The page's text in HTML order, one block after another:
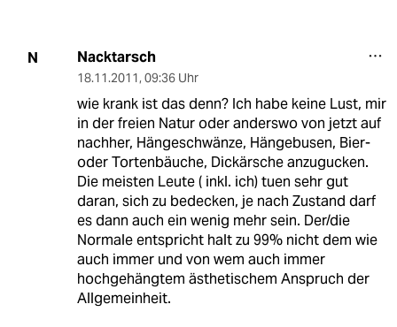
N Nacktarsch
18.11.2011, 09:36 Uhr
wie krank ist das denn? Ich habe keine Lust, mir
in der freien Natur oder anderswo von jetzt auf
nachher, Hängeschwänze, Hängebusen, Bier-
oder Tortenbäuche, Dickärsche anzugucken.
Die meisten Leute ( inkl. ich) tuen sehr gut
daran, sich zu bedecken, je nach Zustand darf
es dann auch ein wenig mehr sein. Der/die
Normale entspricht halt zu 99% nicht dem wie
auch immer und von wem auch immer
hochgehängtem ästhetischem Anspruch der
Allgemeinheit.